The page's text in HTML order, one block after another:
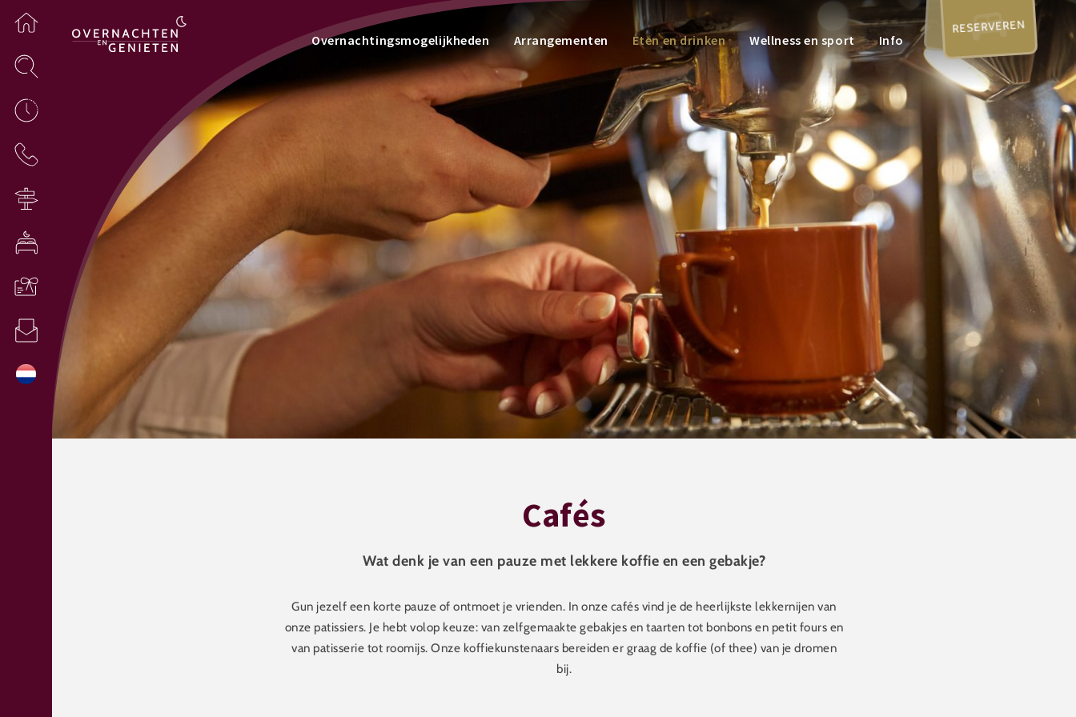
Overnachtingsmogelijkheden Arrangementen Eten en drinken Wellness en sport Info
RESERVEREN
Cafés
Wat denk je van een pauze met lekkere koffie en een gebakje?
Gun jezelf een korte pauze of ontmoet je vrienden. In onze cafés vind je de heerlijkste lekkernijen van
onze patissiers. Je hebt volop keuze: van zelfgemaakte gebakjes en taarten tot bonbons en petit fours en
van patisserie tot roomijs. Onze koffiekunstenaars bereiden er graag de koffie (of thee) van je dromen
bij.